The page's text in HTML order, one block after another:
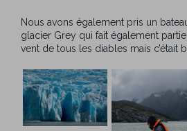
Nous avons également pris un
glacier Grey qui fait également
vent de tous les diables mais c’était